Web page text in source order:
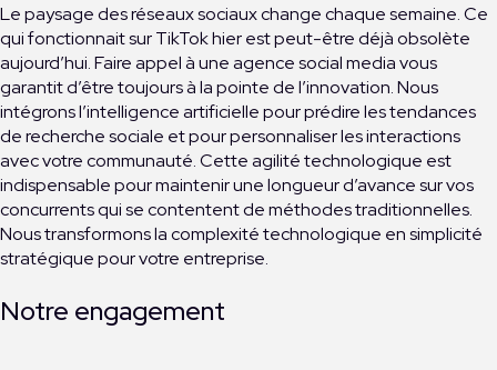
Le paysage des réseaux sociaux change chaque semaine. Ce
qui fonctionnait sur TikTok hier est peut-être déjà obsolète
aujourd’hui. Faire appel à une agence social media vous
garantit d’être toujours à la pointe de l’innovation. Nous
intégrons l’intelligence artificielle pour prédire les tendances
de recherche sociale et pour personnaliser les interactions
avec votre communauté. Cette agilité technologique est
indispensable pour maintenir une longueur d’avance sur vos
concurrents qui se contentent de méthodes traditionnelles.
Nous transformons la complexité technologique en simplicité
stratégique pour votre entreprise.
Notre engagement